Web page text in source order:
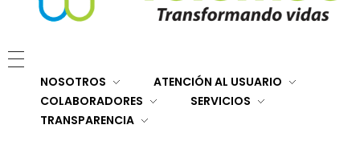
NOSOTROS
ATENCIÓN AL USUARIO
COLABORADORES
SERVICIOS
TRANSPARENCIA